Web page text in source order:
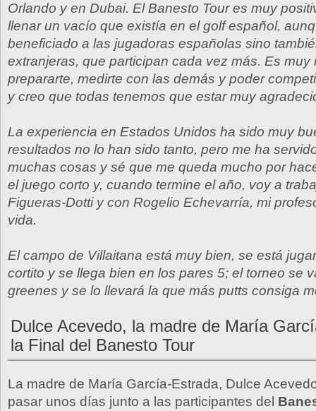
Orlando y en Dubai. El Banesto Tour es muy
llenar un vacío que existía en el golf español,
beneficiado a las jugadoras españolas sino
extranjeras, que participan cada vez más. Es muy
prepararte, medirte con las demás y poder
y creo que todas tenemos que estar muy
La experiencia en Estados Unidos ha sido muy
resultados no lo han sido tanto, pero me ha
muchas cosas y sé que me queda mucho por
el juego corto y, cuando termine el año, voy a
Figueras-Dotti y con Rogelio Echevarría, mi
vida.
El campo de Villaitana está muy bien, se está
cortito y se llega bien en los pares 5; el torneo se
greenes y se lo llevará la que más putts consiga
Dulce Acevedo, la madre de María
la Final del Banesto Tour
La madre de María García-Estrada, Dulce
pasar unos días junto a las participantes del